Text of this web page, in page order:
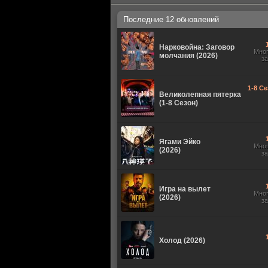
Последние 12 обновлений
Нарковойна: Заговор
молчания (2026)
Великолепная пятерка
(1-8 Сезон)
1-8
Ягами Эйко
(2026)
Игра на вылет
(2026)
Холод (2026)